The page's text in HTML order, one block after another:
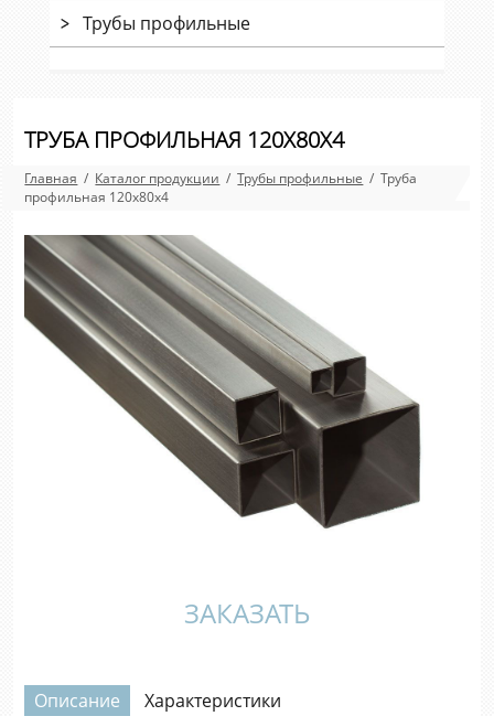
Трубы профильные
ТРУБА ПРОФИЛЬНАЯ 120Х80Х4
Главная / Каталог продукции /Трубы профильные / Труба
профильная 120х80х4
ЗАКАЗАТЬ
Описание Характеристики